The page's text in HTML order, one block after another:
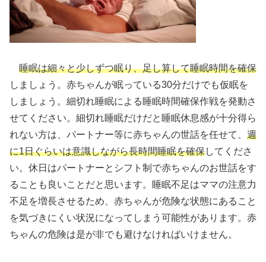
睡眠は細々と少しずつ眠り、足し算して睡眠時間を確保
しましょう。赤ちゃんが眠っている30分だけでも仮眠を
しましょう。細切れ睡眠による睡眠時間確保作戦を発動さ
せてください。細切れ睡眠だけだと睡眠休息感が十分得ら
れない方は、パートナー等に赤ちゃんの世話を任せて、 週
に1日ぐらいは意識しながら長時間睡眠を確保してくださ
い。休日はパートナーとシフト制で赤ちゃんのお世話をす
ることも良いことだと思います。睡眠不足はママの注意力
不足を増長させるため、赤ちゃんが危険な状態にあること
を気づきにくい状況になってしまう可能性があります。赤
ちゃんの危険は是が非でも避けなければいけません。